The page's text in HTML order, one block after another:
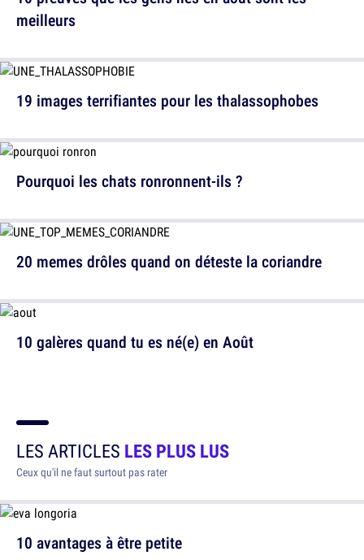
19 images terrifiantes pour les thalassophobes
20 memes drôles quand on déteste la coriandre
meilleurs
Pourquoi les chats ronronnent-ils ?
10 galères quand tu es né(e) en Août
LES ARTICLES LES PLUS LUS
Ceux qu'il ne faut surtout pas rater
10 avantages à être petite